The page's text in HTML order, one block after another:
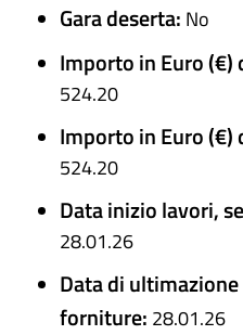
Gara deserta: No
Importo in Euro (€)
524.20
Importo in Euro
524.20
Data inizio lavori,
28.01.26
Data di
forniture: 28.01.26